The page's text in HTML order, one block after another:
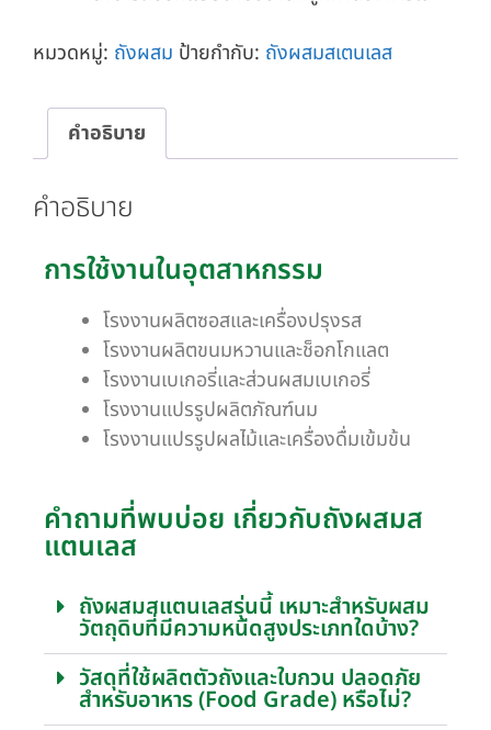
หมวดหมู่: ถังผสม ป้ายกำกับ: ถังผสมสเตนเลส
คำอธิบาย
คำอธิบาย
การใช้งานในอุตสาหกรรม
โรงงานผลิตซอสและเครื่องปรุงรส
โรงงานผลิตขนมหวานและช็อกโกแลต
โรงงานเบเกอรี่และส่วนผสมเบเกอรี่
โรงงานแปรรูปผลิตภัณฑ์นม
โรงงานแปรรูปผลไม้และเครื่องดื่มเข้มข้น
คำถามที่พบบ่อย เกี่ยวกับถังผสมส
แตนเลส
ถังผสมสแตนเลสรุ่นนี้ เหมาะสำหรับผสม
วัตถุดิบที่มีความหนืดสูงประเภทใดบ้าง?
วัสดุที่ใช้ผลิตตัวถังและใบกวน ปลอดภัย
สำหรับอาหาร (Food Grade) หรือไม่?